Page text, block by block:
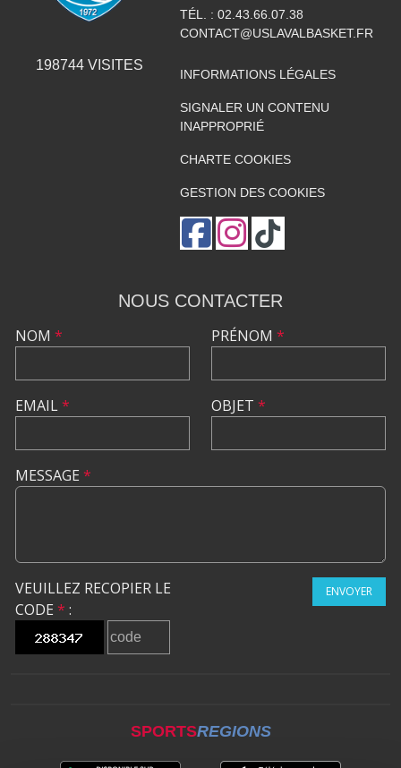
198744 VISITES
TÉL. : 02.43.66.07.38
CONTACT@USLAVALBASKET.FR
INFORMATIONS LÉGALES
SIGNALER UN CONTENU
INAPPROPRIÉ
CHARTE COOKIES
GESTION DES COOKIES
NOUS CONTACTER
NOM *
EMAIL*
PRÉNOM *
OBJET *
MESSAGE *
VEUILLEZ RECOPIER LE
CODE * :
ENVOYER
SPORTSREGIONS